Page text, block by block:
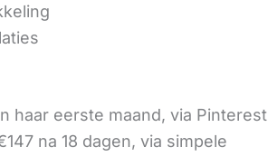
haar eerste maand, via Pinterest
na 18 dagen, via simpele